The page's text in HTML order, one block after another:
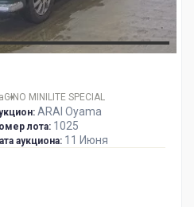
GINO MINILITE SPECIAL
ARAI Oyama
лота: 1025
аукциона: 11 Июня